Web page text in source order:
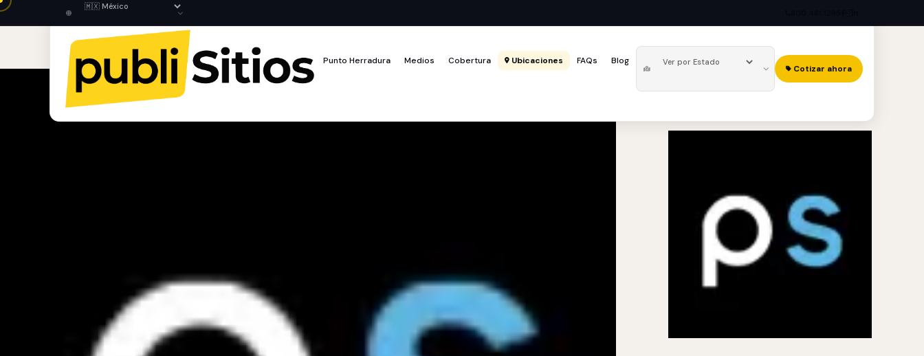
Punto Herradura Medios Cobertura Ubicaciones FAQs Blog
Cotizar ahora